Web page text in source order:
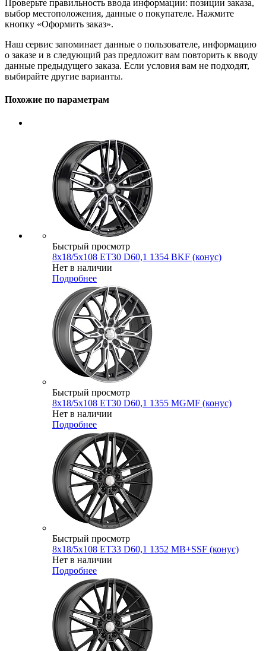
Проверьте правильность ввода информации: позиции заказа,
выбор местоположения, данные о покупателе. Нажмите
кнопку «Оформить заказ».
Наш сервис запоминает данные о пользователе, информацию
о заказе и в следующий раз предложит вам повторить к вводу
данные предыдущего заказа. Если условия вам не подходят,
выбирайте другие варианты.
Похожие по параметрам
Быстрый просмотр
8x18/5x108 ET30 D60,1 1354 BKF (конус)
Нет в наличии
Подробнее
Быстрый просмотр
8x18/5x108 ET30 D60,1 1355 MGMF (конус)
Нет в наличии
Подробнее
Быстрый просмотр
8x18/5x108 ET33 D60,1 1352 MB+SSF (конус)
Нет в наличии
Подробнее